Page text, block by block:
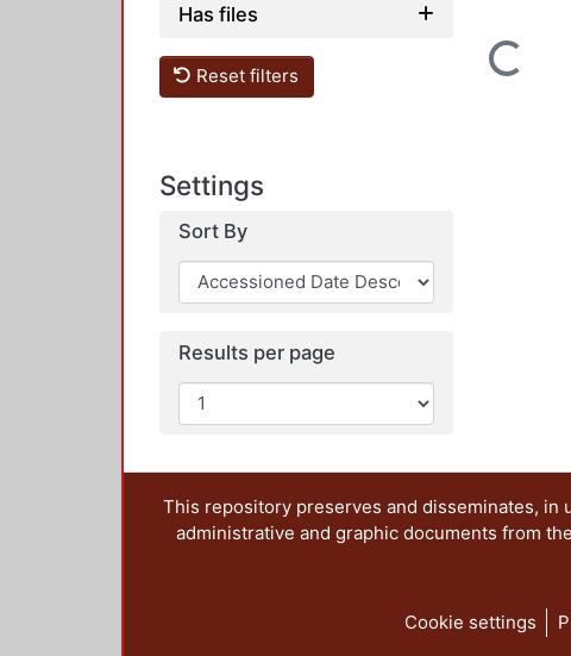
Has files
Reset filters
Settings
Sort By
Results per page
Loading...
This repository preserves and disseminates, in
administrative and graphic documents from
Cookie settings